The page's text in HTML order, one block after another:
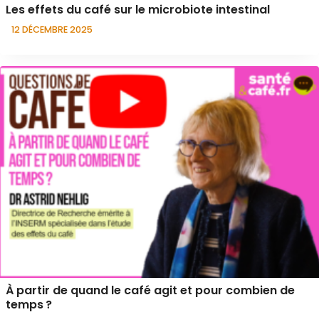
Les effets du café sur le microbiote intestinal
12 DÉCEMBRE 2025
À partir de quand le café agit et pour combien de
temps ?